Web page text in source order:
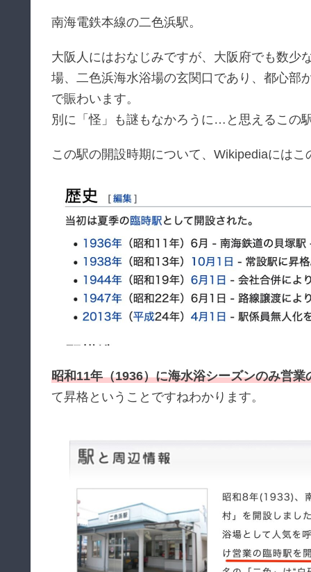
南海電鉄本線の二色浜駅。
大阪人にはおなじみですが、大阪府でも数
場、二色浜海水浴場の玄関口であり、都心部
で賑わいます。
別に「怪」も謎もなかろうに…と思えるこの
この駅の開設時期について、Wikipediaには
昭和11年（1936）に海水浴シーズンのみ営業
て昇格ということですねわかります。